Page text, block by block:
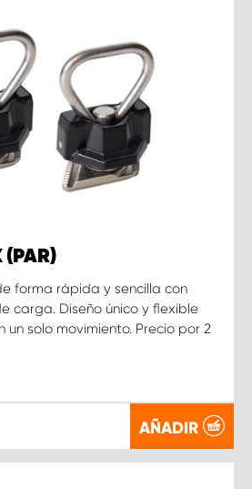
(PAR)
forma rápida y sencilla con
carga. Diseño único y flexible
un solo movimiento. Precio por 2
AÑADIR